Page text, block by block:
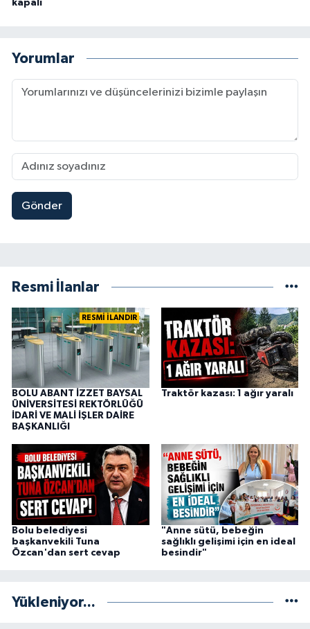
kapalı
Yorumlar
Gönder
Resmi İlanlar
RESMİ İLANDIR
BOLU ABANT İZZET BAYSAL
ÜNİVERSİTESİ REKTÖRLÜĞÜ
İDARİ VE MALİ İŞLER DAİRE
BAŞKANLIĞI
Traktör kazası: 1 ağır yaralı
Bolu belediyesi
başkanvekili Tuna
Özcan'dan sert cevap
"Anne sütü, bebeğin
sağlıklı gelişimi için en ideal
besindir"
Yükleniyor...